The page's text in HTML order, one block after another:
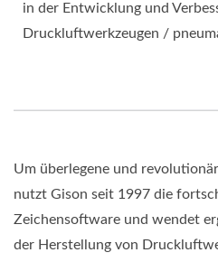
in der Entwicklung und
Druckluftwerkzeugen /
Um überlegene und
nutzt Gison seit 1997 die
Zeichensoftware und wendet
der Herstellung von